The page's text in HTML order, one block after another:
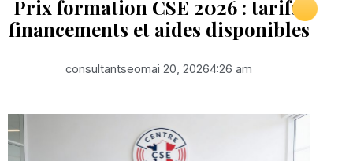
Prix formation CSE 2026 : tarifs,
financements et aides disponibles
consultantseomai 20, 20264:26 am